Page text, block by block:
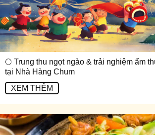
🌕 Trung thu ngọt ngào & trải nghiệm ẩm
tại Nhà Hàng Chum
XEM THÊM